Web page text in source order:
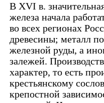
В XVI в.
железа начала
во всех регионах
древесины; металл
железной руды, а
залежей.
характер, то есть
крестьянскому
крепостной